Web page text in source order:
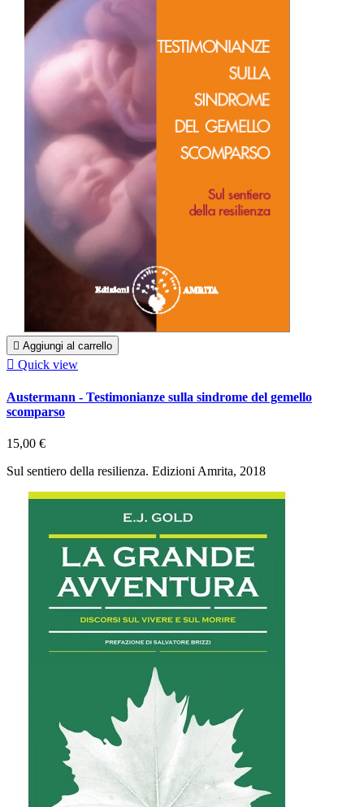
 Aggiungi al carrello
 Quick view
Austermann - Testimonianze sulla sindrome del gemello
scomparso
15,00 €
Sul sentiero della resilienza. Edizioni Amrita, 2018